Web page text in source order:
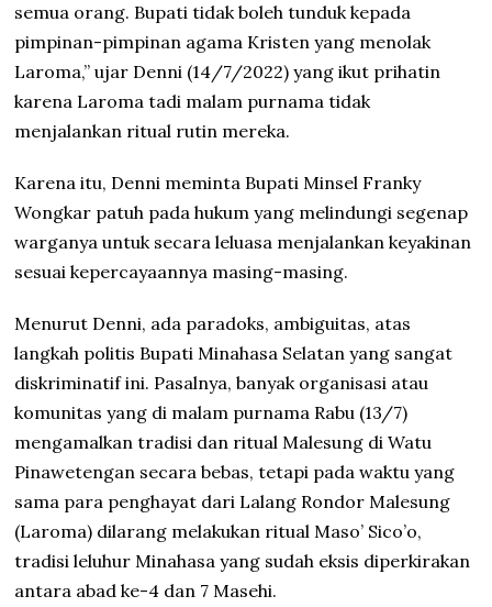
semua orang. Bupati tidak boleh tunduk kepada
pimpinan-pimpinan agama Kristen yang menolak
Laroma,” ujar Denni (14/7/2022) yang ikut prihatin
karena Laroma tadi malam purnama tidak
menjalankan ritual rutin mereka.
Karena itu, Denni meminta Bupati Minsel Franky
Wongkar patuh pada hukum yang melindungi segenap
warganya untuk secara leluasa menjalankan keyakinan
sesuai kepercayaannya masing-masing.
Menurut Denni, ada paradoks, ambiguitas, atas
langkah politis Bupati Minahasa Selatan yang sangat
diskriminatif ini. Pasalnya, banyak organisasi atau
komunitas yang di malam purnama Rabu (13/7)
mengamalkan tradisi dan ritual Malesung di Watu
Pinawetengan secara bebas, tetapi pada waktu yang
sama para penghayat dari Lalang Rondor Malesung
(Laroma) dilarang melakukan ritual Maso’ Sico’o,
tradisi leluhur Minahasa yang sudah eksis diperkirakan
antara abad ke-4 dan 7 Masehi.